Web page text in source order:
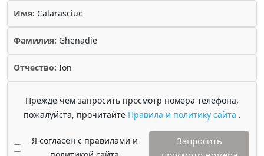
Имя: Calarasciuc
Фамилия: Ghenadie
Отчество: Ion
Прежде чем запросить просмотр номера телефона,
пожалуйста, прочитайте Правила и политику сайта .
Я согласен с правилами и
Запросить